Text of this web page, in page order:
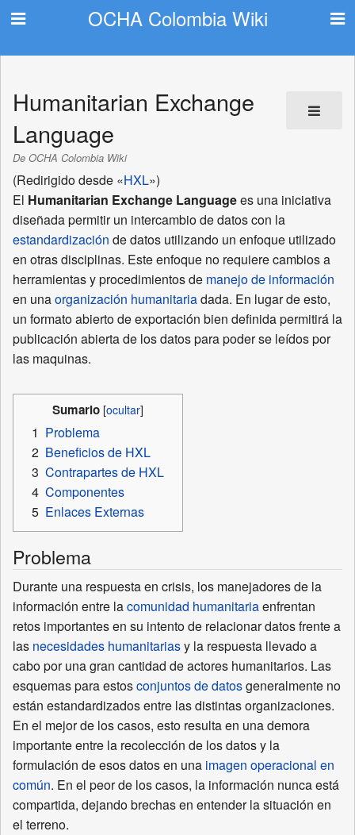
OCHA Colombia Wiki
Humanitarian Exchange
Language
De OCHA Colombia Wiki
(Redirigido desde «HXL»)
El Humanitarian Exchange Languagees una iniciativa
diseñada permitir un intercambio de datos con la
estandardización de datos utilizando un enfoque utilizado
en otras disciplinas. Este enfoque no requiere cambios a
herramientas y procedimientos de manejo de información
en unaorganización humanitariadada. En lugar de esto,
un formato abierto de exportación bien definida permitirá la
publicación abierta de los datos para poder se leídos por
las maquinas.
Sumario
1 Problema
2 Beneficios de HXL
3 Contrapartes de HXL
4 Componentes
5 Enlaces Externas
Problema
Durante una respuesta en crisis, los manejadores de la
información entre lacomunidad humanitariaenfrentan
retos importantes en su intento de relacionar datos frente a
las necesidades humanitariasy la respuesta llevado a
cabo por una gran cantidad de actores humanitarios. Las
esquemas para estosconjuntos de datosgeneralmente no
están estandardizados entre las distintas organizaciones.
En el mejor de los casos, esto resulta en una demora
importante entre la recolección de los datos y la
formulación de esos datos en una imagen operacional en
común. En el peor de los casos, la información nunca está
compartida, dejando brechas en entender la situación en
el terreno.